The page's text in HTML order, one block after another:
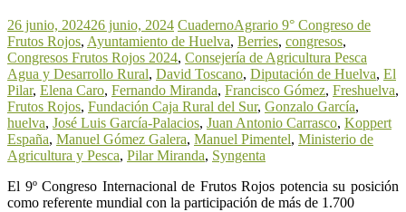
26 junio, 202426 junio, 2024 CuadernoAgrario 9° Congreso de
Frutos Rojos, Ayuntamiento de Huelva, Berries, congresos,
Congresos Frutos Rojos 2024, Consejería de Agricultura Pesca
Agua y Desarrollo Rural, David Toscano, Diputación de Huelva, El
Pilar, Elena Caro, Fernando Miranda, Francisco Gómez, Freshuelva,
Frutos Rojos, Fundación Caja Rural del Sur, Gonzalo García,
huelva, José Luis García-Palacios, Juan Antonio Carrasco, Koppert
España, Manuel Gómez Galera, Manuel Pimentel, Ministerio de
Agricultura y Pesca, Pilar Miranda, Syngenta
El 9º Congreso Internacional de Frutos Rojos potencia su posición
como referente mundial con la participación de más de 1.700